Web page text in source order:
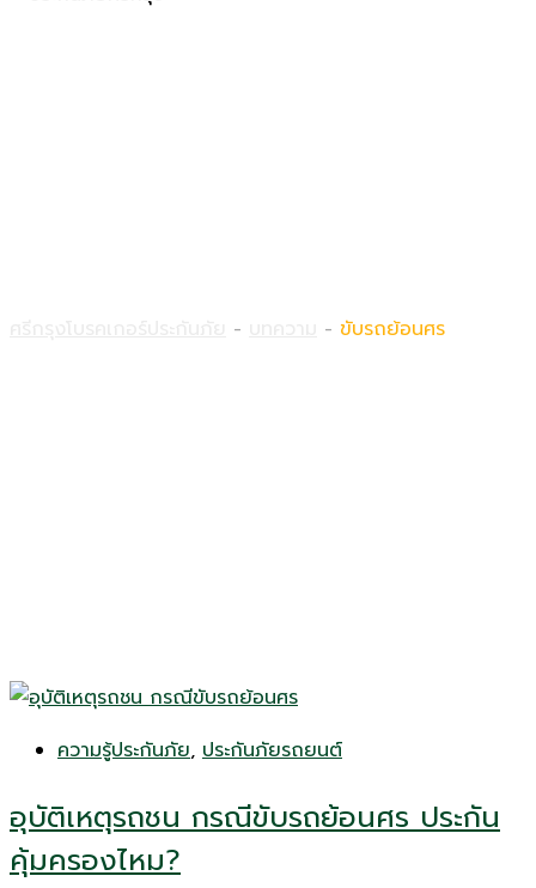
- - ขับรถย้อนศร
ความรู้ประกันภัย, ประกันภัยรถยนต์
อุบัติเหตุรถชน กรณีขับรถย้อนศร ประกัน
คุ้มครองไหม?